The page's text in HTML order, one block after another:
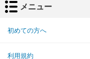
メニュー
初めての方へ
利用規約